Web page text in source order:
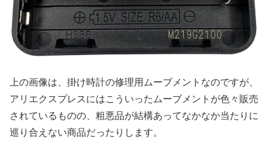
上の画像は、掛け時計の修理用ムーブメントなのですが、
アリエクスプレスにはこういったムーブメントが色々販売
されているものの、粗悪品が結構あってなかなか当たりに
巡り合えない商品だったりします。